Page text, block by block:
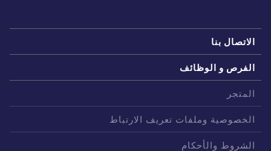
بنا
و الوظائف
وملفات تعريف الارتباط
والأحكام